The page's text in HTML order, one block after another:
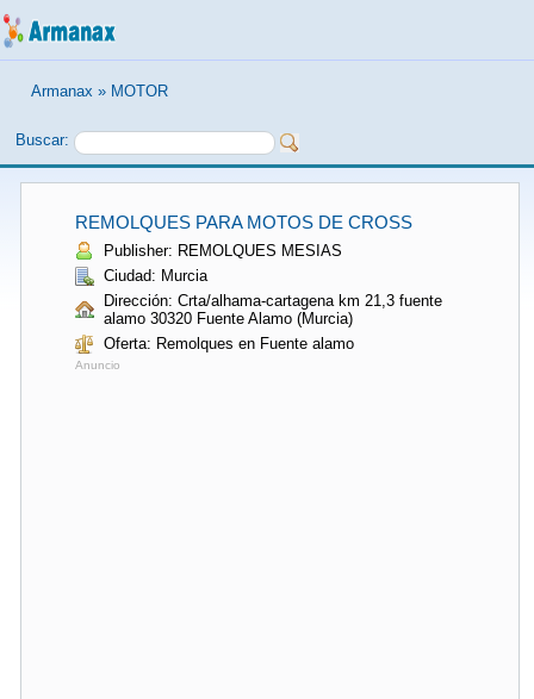
Armanax » MOTOR
Buscar:
REMOLQUES PARA MOTOS DE CROSS
Publisher: REMOLQUES MESIAS
Ciudad: Murcia
Dirección: Crta/alhama-cartagena km 21,3 fuente
alamo 30320 Fuente Alamo (Murcia)
Oferta: Remolques en Fuente alamo
Anuncio